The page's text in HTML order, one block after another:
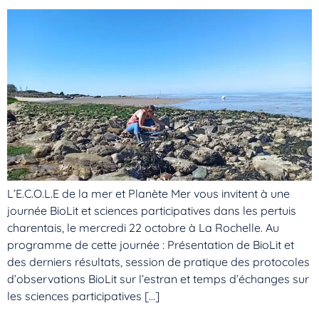
L’E.C.O.L.E de la mer et Planète Mer vous invitent à une
journée BioLit et sciences participatives dans les pertuis
charentais, le mercredi 22 octobre à La Rochelle. Au
programme de cette journée : Présentation de BioLit et
des derniers résultats, session de pratique des protocoles
d’observations BioLit sur l’estran et temps d’échanges sur
les sciences participatives […]